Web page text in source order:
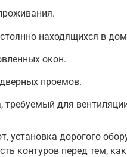
находящихся в
окон.
проемов.
для
установка дорогого
контуров перед тем,